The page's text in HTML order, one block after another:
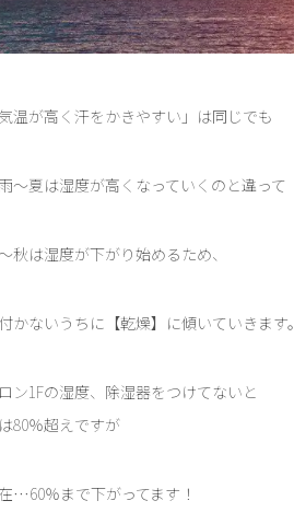
気温が高く汗をかきやすい」は同じでも
～夏は湿度が高くなっていくのと違って
秋は湿度が下がり始めるため、
かないうちに【乾燥】に傾いていきます。
ン1Fの湿度、除湿器をつけてないと
80％超えですが
…60％まで下がってます！